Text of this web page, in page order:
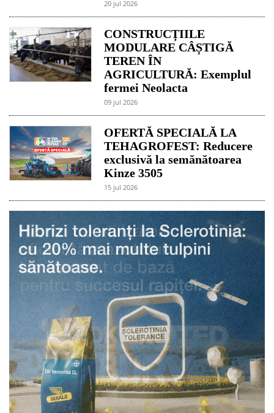
20 jul 2026
CONSTRUCȚIILE
MODULARE CÂȘTIGĂ
TEREN ÎN
AGRICULTURĂ: Exemplul
fermei Neolacta
09 jul 2026
OFERTĂ SPECIALĂ LA
TEHAGROFEST: Reducere
exclusivă la semănătoarea
Kinze 3505
15 jul 2026